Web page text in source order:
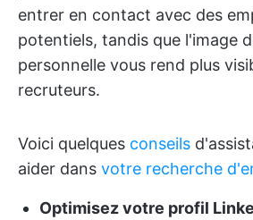
entrer en contact avec des
potentiels, tandis que l'image
personnelle vous rend plus
recruteurs.
Voici quelques conseils
aider dans votre recherche
Optimisez votre profil